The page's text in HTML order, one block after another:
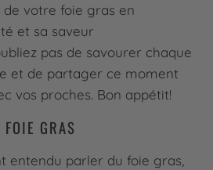
votre foie gras en
et sa saveur
pas de savourer chaque
et de partager ce moment
vos proches. Bon appétit!
GRAS
entendu parler du foie gras,